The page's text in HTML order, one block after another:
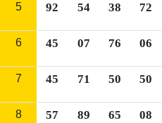
5 92 54 38 72
6 45 07 76 06
7 45 71 50 50
8 57 89 65 08